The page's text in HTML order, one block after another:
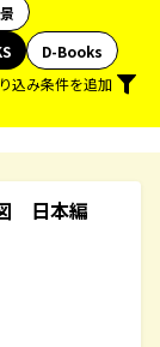
D-Books
込み条件を追加
日本編